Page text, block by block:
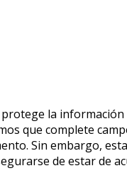
protege la
que complete
Sin embargo,
de estar de